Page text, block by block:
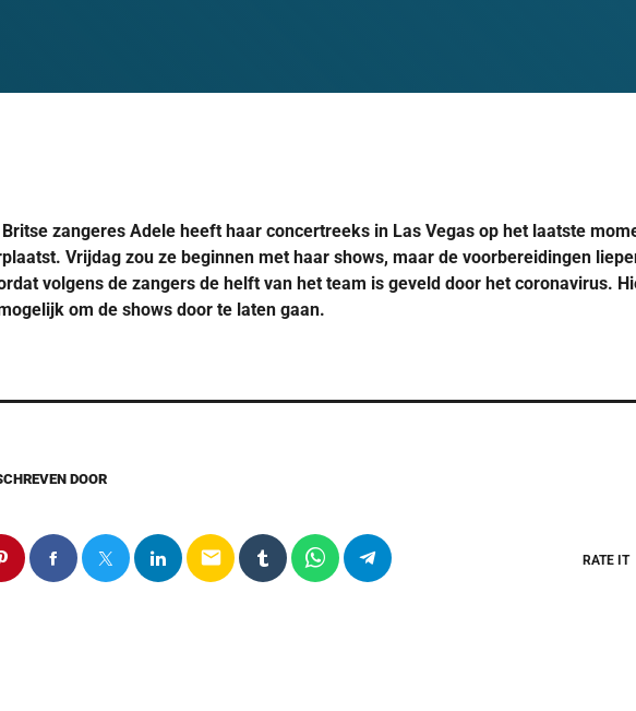
Britse zangeres Adele heeft haar concertreeks in Las Vegas op het laatste
Vrijdag zou ze beginnen met haar shows, maar de voorbereidingen
volgens de zangers de helft van het team is geveld door het coronavirus.
om de shows door te laten gaan.
DOOR
email RATE IT